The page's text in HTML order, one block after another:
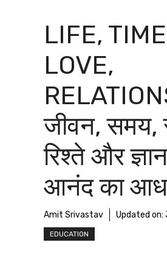
LIFE,
LOVE,
जीवन, समय,
रिश्ते और
आनंद का
Amit Srivastav Updated on:
EDUCATION